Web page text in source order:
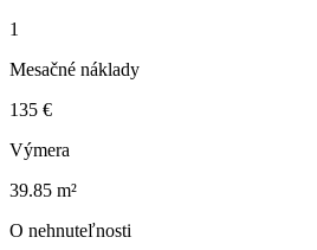
1
Mesačné náklady
135 €
Výmera
39.85 m²
O nehnuteľnosti